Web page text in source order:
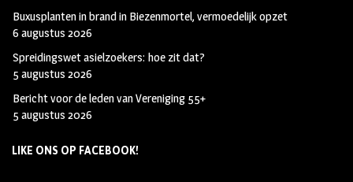
Buxusplanten in brand in Biezenmortel, vermoedelijk opzet
6 augustus 2026
Spreidingswet asielzoekers: hoe zit dat?
5 augustus 2026
Bericht voor de leden van Vereniging 55+
5 augustus 2026
LIKE ONS OP FACEBOOK!